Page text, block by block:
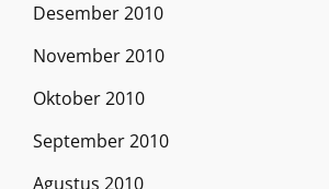
Desember 2010
November 2010
Oktober 2010
September 2010
Agustus 2010